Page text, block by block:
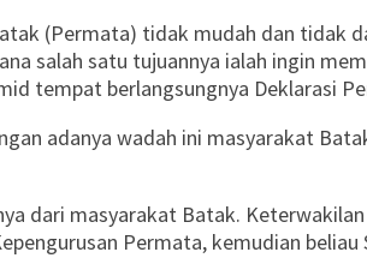
(Permata) tidak mudah dan
salah satu tujuannya ialah ingin
tempat berlangsungnya Deklarasi
adanya wadah ini masyarakat
dari masyarakat Batak.
Permata, kemudian